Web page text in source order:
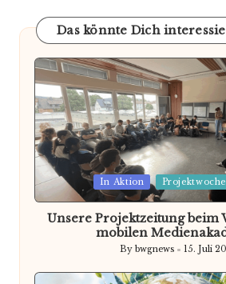
Das könnte Dich
Posted
In Aktion
Unsere Projektzeitung beim
mobilen
Posted
by
By bwgnews 15. Juli